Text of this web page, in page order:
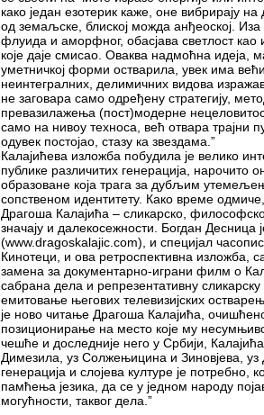
како један езотерик каже, оне вибрирају на
од земаљске, блиској можда анђеоској. Иза
флуида и аморфног, обасјава светлост
које даје смисао. Оваква надмоћна идеја,
уметничкој форми остварила, увек има
неинтегралних, делимичних видова
не заговара само одређену стратегију,
превазилажења (пост)модерне
само на нивоу техноса, већ отвара трајни
одувек постојао, стазу ка звездама.”
Калајићева изложба побудила је велико
публике различитих генерација, нарочито
образоване која трага за дубљим
сопственом идентитету. Како време
Драгоша Калајића – сликарско,
значају и далекосежности. Богдан Десница
(www.dragoskalajic.com), и специјал
Кинотеци, и ова ретроспективна изложба,
замена за документарно-играни филм о
сабрана дела и репрезентативну
емитовање његових телевизијских
је ново читање Драгоша Калајића,
позиционирање на место које му
чешће и доследније него у Србији,
Димезила, уз Солжењицина и Зиновјева,
генерација и слојева културе је потребно,
памћења језика, да се у једном народу
могућности, таквог дела.”